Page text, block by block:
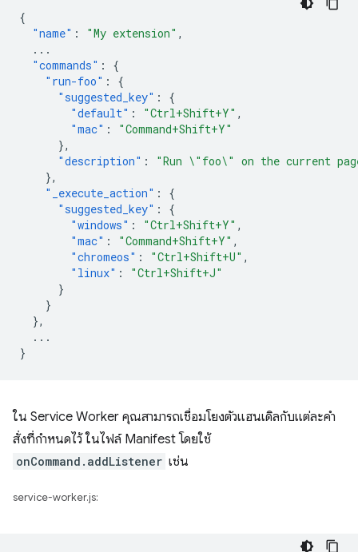
{
"name" : "My extension" ,
...
"commands" :
{
"run-foo" :
{
"suggested_key" :
{
"default" : "Ctrl+Shift+Y" ,
"mac" :
"Command+Shift+Y"
},
"description" :
"Run \"foo\" on the current
},
"_execute_action" :
{
"suggested_key" :
{
"windows" : "Ctrl+Shift+Y" ,
"mac" : "Command+Shift+Y" ,
"chromeos" : "Ctrl+Shift+U" ,
"linux" :
"Ctrl+Shift+J"
}
}
},
...
}
ใน Service Worker คุณสามารถเชื่อมโยงตัวแฮนเดิลกับแต่ละคำ
สั่งที่กำหนดไว้ ในไฟล์ Manifest โดยใช้
onCommand.addListener เช่น
service-worker.js: